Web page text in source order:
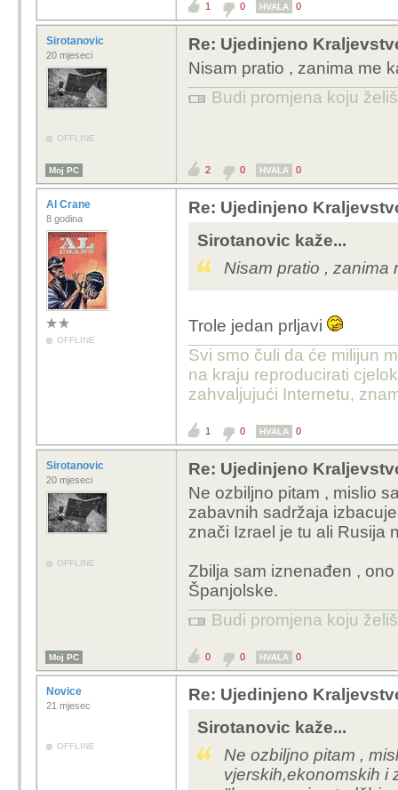
1 0 HVALA 0
Sirotanovic
20 mjeseci
OFFLINE
Re: Ujedinjeno
Nisam pratio , zanima me
Budi promjena koju
Moj PC 2 0 HVALA 0
Al Crane
8 godina
OFFLINE
Re: Ujedinjeno
Sirotanovic kaže...
Nisam pratio , zanima
Trole jedan prljavi
Svi smo čuli da će milijun
na kraju reproducirati
zahvaljujući Internetu,
1 0 HVALA 0
Sirotanovic
20 mjeseci
OFFLINE
Re: Ujedinjeno
Ne ozbiljno pitam , mislio
zabavnih sadržaja
znači Izrael je tu ali Rusija
Zbilja sam iznenađen ,
Španjolske.
Budi promjena koju
Moj PC 0 0 HVALA 0
Novice
21 mjesec
OFFLINE
Re: Ujedinjeno
Sirotanovic kaže...
Ne ozbiljno pitam ,
vjerskih,ekonomskih i